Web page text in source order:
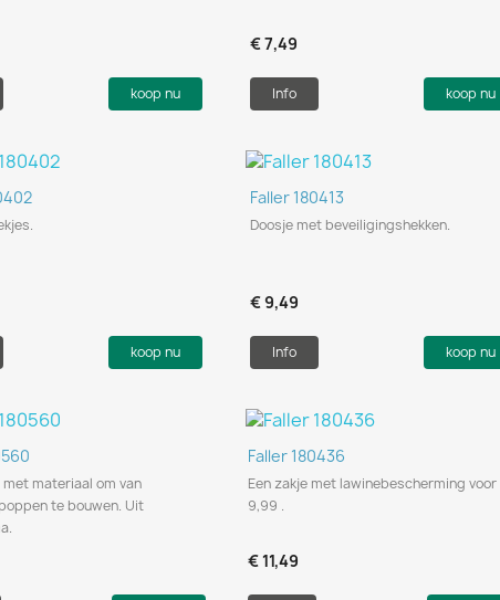
koop nu
€ 7,49
Info koop nu
Snel bekijken
koop nu
Snel bekijken
Faller 180413
Doosje met beveiligingshekken.
€ 9,49
Info koop nu
Snel bekijken
materiaal om van
te bouwen. Uit
Snel bekijken
Faller 180436
Een zakje met lawinebescherming voor
9,99 .
€ 11,49